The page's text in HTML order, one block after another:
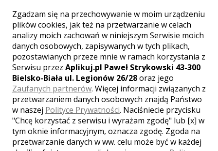
WYŚWIETLEŃ:1889
KOMENTARZY:0
WYŚWIETLEŃ:1995
KOMENTARZY:0
Zgadzam się na przechowywanie w moim urządzeniu
plików cookies, jak też na przetwarzanie w celach
analizy moich zachowań w niniejszym Serwisie moich
danych osobowych, zapisywanych w tych plikach,
pozostawianych przeze mnie w ramach korzystania z
Serwisu przez Aplikuj.pl Paweł Strykowski 43-300
Bielsko-Biała ul. Legionów 26/28oraz jego
Zaufanych partnerów. Więcej informacji związanych z
przetwarzaniem danych osobowych znajdą Państwo
w naszej Polityce Prywatności. Naciśniecie przycisku
"Chcę korzystać z serwisu i wyrażam zgodę" lub [x] w
tym oknie informacyjnym, oznacza zgodę. Zgoda na
przetwarzanie danych w ww. celu może być w każdej